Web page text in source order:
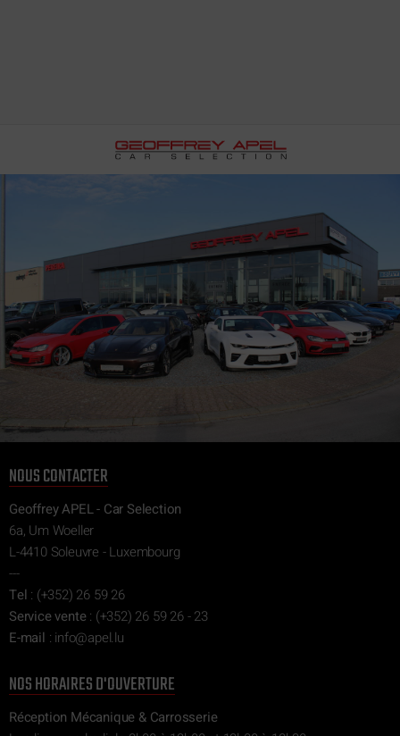
NOUS CONTACTER
Geoffrey APEL - Car Selection
6a, Um Woeller
L-4410 Soleuvre - Luxembourg
---
Tel : (+352) 26 59 26
Service vente: (+352) 26 59 26 - 23
E-mail : ul.l
epa@of
ni
NOS HORAIRES D'OUVERTURE
Réception Mécanique & Carrosserie